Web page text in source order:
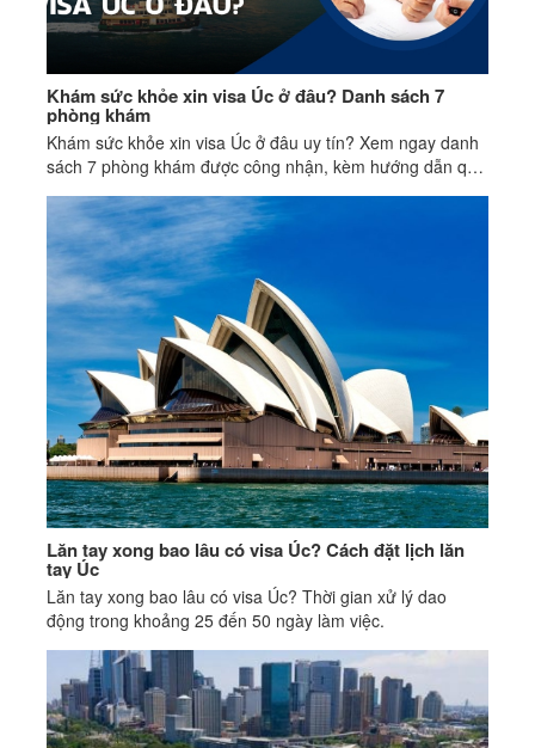
Khám sức khỏe xin visa Úc ở đâu? Danh sách 7
phòng khám
Khám sức khỏe xin visa Úc ở đâu uy tín? Xem ngay danh
sách 7 phòng khám được công nhận, kèm hướng dẫn quy
Lăn tay xong bao lâu có visa Úc? Cách đặt lịch lăn
tay Úc
Lăn tay xong bao lâu có visa Úc? Thời gian xử lý dao
động trong khoảng 25 đến 50 ngày làm việc.